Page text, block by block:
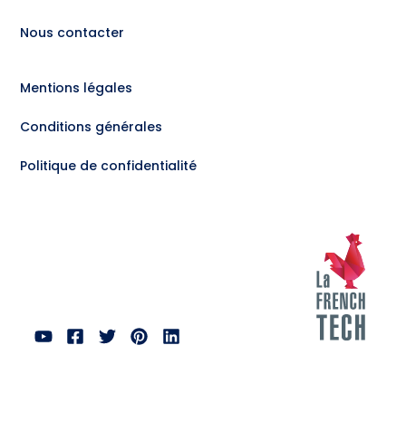
Nous contacter
Mentions légales
Conditions générales
Politique de confidentialité